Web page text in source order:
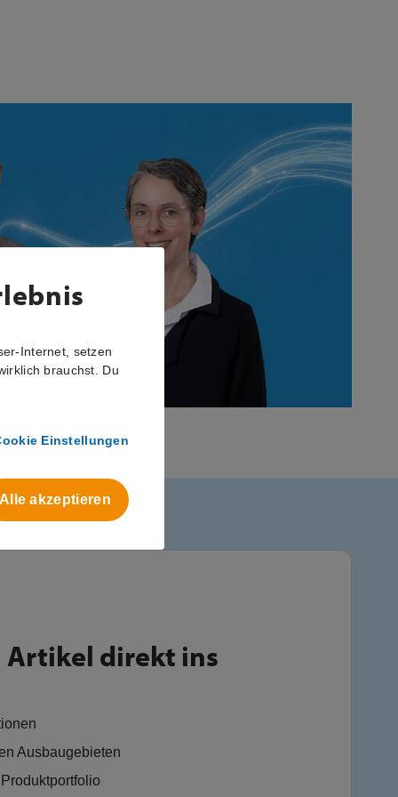
Artikel direkt ins
Ausbaugebieten
Internet, setzen
brauchst. Du
Einstellungen
Alle akzeptieren